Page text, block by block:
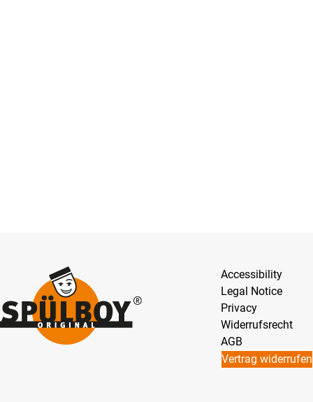
Accessibility
Legal Notice
Privacy
Widerrufsrecht
AGB
Vertrag widerrufen